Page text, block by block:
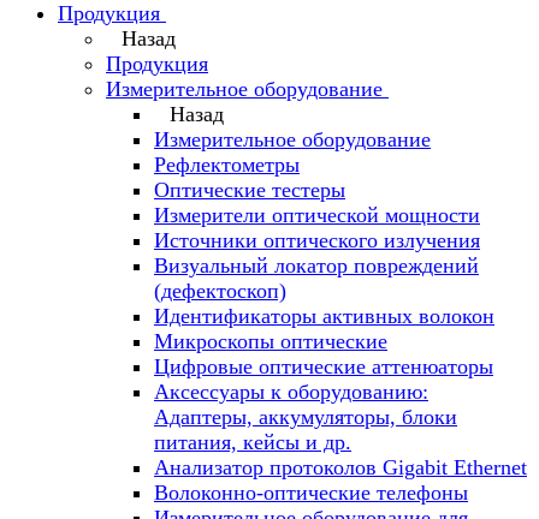
Продукция
Назад
Продукция
Измерительное оборудование
Назад
Измерительное оборудование
Рефлектометры
Оптические тестеры
Измерители оптической мощности
Источники оптического излучения
Визуальный локатор повреждений
(дефектоскоп)
Идентификаторы активных волокон
Микроскопы оптические
Цифровые оптические аттенюаторы
Аксессуары к оборудованию:
Адаптеры, аккумуляторы, блоки
питания, кейсы и др.
Анализатор протоколов Gigabit Ethernet
Волоконно-оптические телефоны